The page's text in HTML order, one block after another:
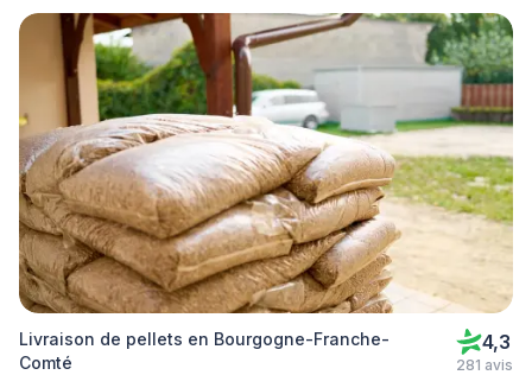
Livraison de pellets en Bourgogne-Franche-
Comté
4,3
281 avis